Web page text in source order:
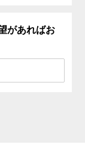
があればお